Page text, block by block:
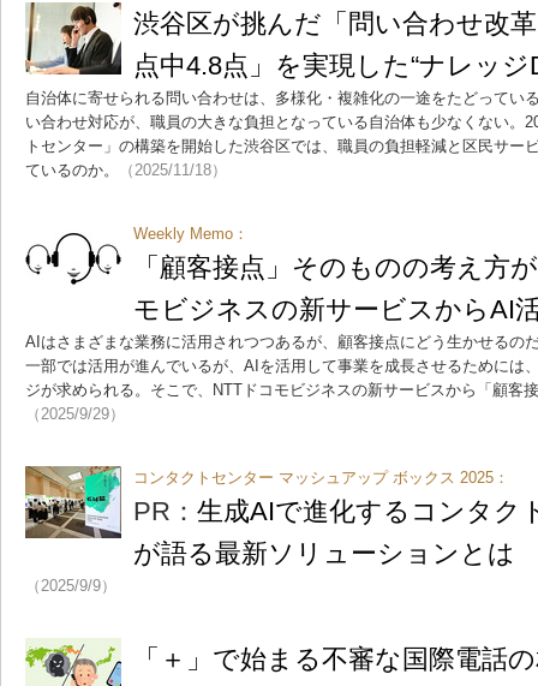
渋谷区が挑んだ「問い合わせ改
点中4.8点」を実現した“ナレッジ
自治体に寄せられる問い合わせは、多様化・複雑化の一途をたどってい
い合わせ対応が、職員の大きな負担となっている自治体も少なくない。
トセンター」の構築を開始した渋谷区では、職員の負担軽減と区民サー
ているのか。
（2025/11/18）
Weekly Memo：
「顧客接点」そのものの考え
モビジネスの新サービスからAI
AIはさまざまな業務に活用されつつあるが、顧客接点にどう生かせるの
一部では活用が進んでいるが、AIを活用して事業を成長させるためには
ジが求められる。そこで、NTTドコモビジネスの新サービスから「顧客
（2025/9/29）
コンタクトセンター マッシュアップ ボックス 2025：
PR： 生成AIで進化するコンタ
が語る最新ソリューションとは
（2025/9/9）
「＋」で始まる不審な国際電話